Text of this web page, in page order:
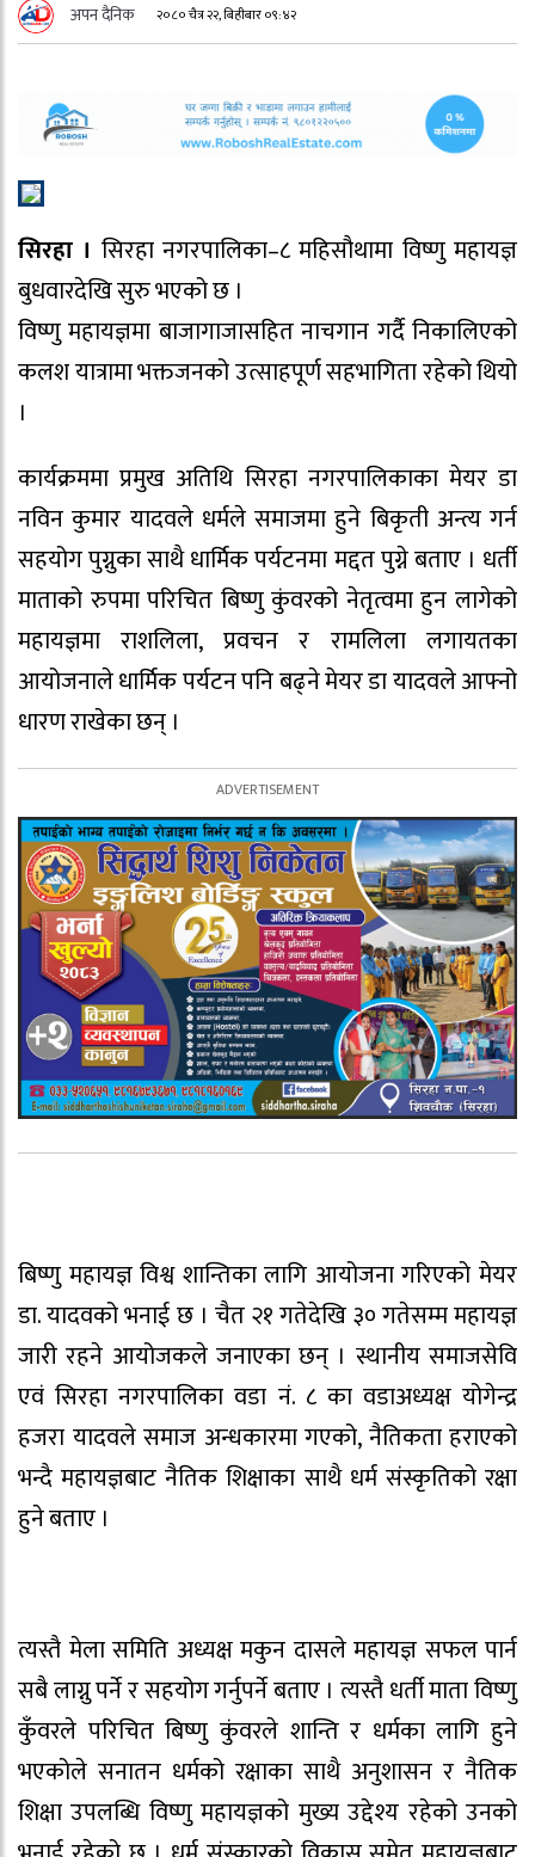
अपन दैनिक २०८० चैत्र २२, बिहीबार ०९:४२
सिरहा । सिरहा नगरपालिका–८ महिसौथामा विष्णु महायज्ञ
बुधवारदेखि सुरु भएको छ ।
विष्णु महायज्ञमा बाजागाजासहित नाचगान गर्दै निकालिएको
कलश यात्रामा भक्तजनको उत्साहपूर्ण सहभागिता रहेको थियो
।
कार्यक्रममा प्रमुख अतिथि सिरहा नगरपालिकाका मेयर डा
नविन कुमार यादवले धर्मले समाजमा हुने बिकृती अन्त्य गर्न
सहयोग पुग्नुका साथै धार्मिक पर्यटनमा मद्दत पुग्ने बताए । धर्ती
माताको रुपमा परिचित बिष्णु कुंवरको नेतृत्वमा हुन लागेको
महायज्ञमा राशलिला, प्रवचन र रामलिला लगायतका
आयोजनाले धार्मिक पर्यटन पनि बढ्ने मेयर डा यादवले आफ्नो
धारण राखेका छन् ।
बिष्णु महायज्ञ विश्व शान्तिका लागि आयोजना गरिएको मेयर
डा. यादवको भनाई छ । चैत २१ गतेदेखि ३० गतेसम्म महायज्ञ
जारी रहने आयोजकले जनाएका छन् । स्थानीय समाजसेवि
एवं सिरहा नगरपालिका वडा नं. ८ का वडाअध्यक्ष योगेन्द्र
हजरा यादवले समाज अन्धकारमा गएको, नैतिकता हराएको
भन्दै महायज्ञबाट नैतिक शिक्षाका साथै धर्म संस्कृतिको रक्षा
हुने बताए ।
त्यस्तै मेला समिति अध्यक्ष मकुन दासले महायज्ञ सफल पार्न
सबै लाग्नु पर्ने र सहयोग गर्नुपर्ने बताए । त्यस्तै धर्ती माता विष्णु
कुँवरले परिचित बिष्णु कुंवरले शान्ति र धर्मका लागि हुने
भएकोले सनातन धर्मको रक्षाका साथै अनुशासन र नैतिक
शिक्षा उपलब्धि विष्णु महायज्ञको मुख्य उद्देश्य रहेको उनको